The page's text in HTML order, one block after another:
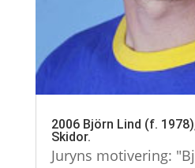
2006 Björn Lind (f.
Skidor.
Juryns motivering: